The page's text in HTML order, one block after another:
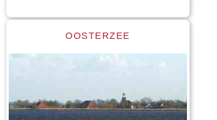
Read more
OOSTERZEE